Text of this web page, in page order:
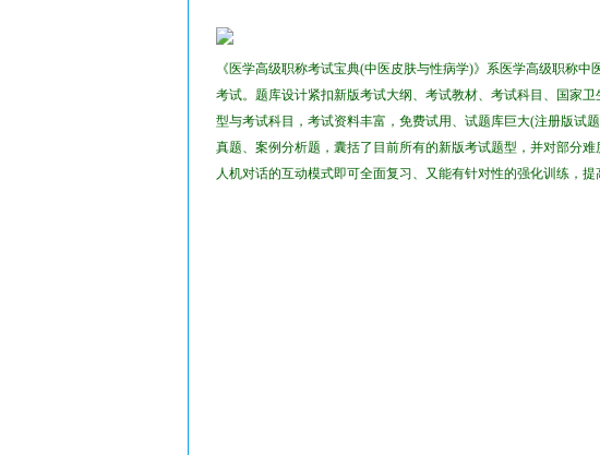
《医学高级职称考试宝典(中医皮肤与性病学)》系医学高级职称
考试。题库设计紧扣新版考试大纲、考试教材、考试科目、国家
型与考试科目，考试资料丰富，免费试用、试题库巨大(注册版试
真题、案例分析题，囊括了目前所有的新版考试题型，并对部分
人机对话的互动模式即可全面复习、又能有针对性的强化训练，提